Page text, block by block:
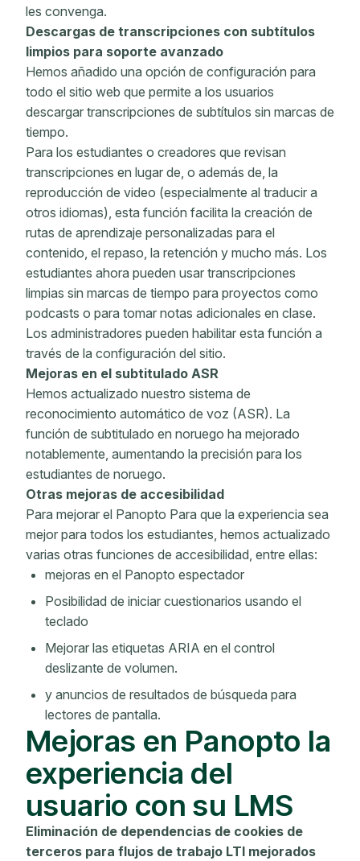
les convenga.
Descargas de transcripciones con subtítulos
limpios para soporte avanzado
Hemos añadido una opción de configuración para
todo el sitio web que permite a los usuarios
descargar transcripciones de subtítulos sin marcas de
tiempo.
Para los estudiantes o creadores que revisan
transcripciones en lugar de, o además de, la
reproducción de video (especialmente al traducir a
otros idiomas), esta función facilita la creación de
rutas de aprendizaje personalizadas para el
contenido, el repaso, la retención y mucho más. Los
estudiantes ahora pueden usar transcripciones
limpias sin marcas de tiempo para proyectos como
podcasts o para tomar notas adicionales en clase.
Los administradores pueden habilitar esta función a
través de la configuración del sitio.
Mejoras en el subtitulado ASR
Hemos actualizado nuestro sistema de
reconocimiento automático de voz (ASR). La
función de subtitulado en noruego ha mejorado
notablemente, aumentando la precisión para los
estudiantes de noruego.
Otras mejoras de accesibilidad
Para mejorar el Panopto Para que la experiencia sea
mejor para todos los estudiantes, hemos actualizado
varias otras funciones de accesibilidad, entre ellas:
mejoras en el Panopto espectador
Posibilidad de iniciar cuestionarios usando el
teclado
Mejorar las etiquetas ARIA en el control
deslizante de volumen.
y anuncios de resultados de búsqueda para
lectores de pantalla.
Mejoras en Panopto la
experiencia del
usuario con su LMS
Eliminación de dependencias de cookies de
terceros para flujos de trabajo LTI mejorados